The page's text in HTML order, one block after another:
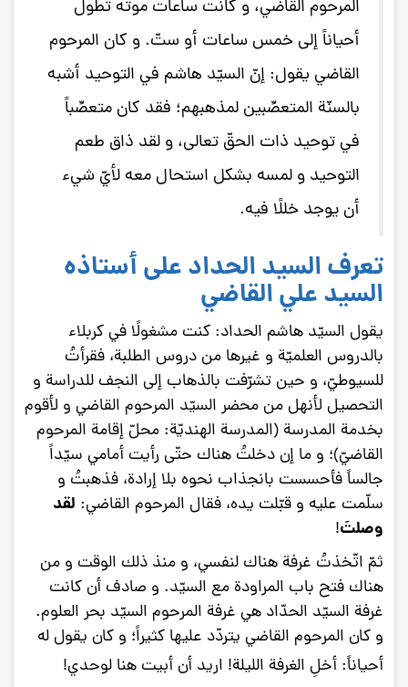
المرحوم القاضي، و كانت ساعات موته تطول
أحياناً إلى خمس ساعات أو ستّ. و كان المرحوم
القاضي يقول: إنّ السيّد هاشم في التوحيد أشبه
بالسنّة المتعصِّبين لمذهبهم؛ فقد كان متعصِّباً
في توحيد ذات الحقّ تعالى، و لقد ذاق طعم
التوحيد و لمسه بشكل استحال معه لأيّ شيء
أن يوجد خللًا فيه.
تعرف السيد الحداد على أستاذه
السيد علي القاضي
يقول السيّد هاشم الحداد: كنت مشغولًا في كربلاء
بالدروس العلميّة و غيرها من دروس الطلبة، فقرأتُ
للسيوطيّ، و حين تشرّفت بالذهاب إلى النجف للدراسة و
التحصيل لأنهل من محضر السيّد المرحوم القاضي و لأقوم
بخدمة المدرسة (المدرسة الهنديّة: محلّ إقامة المرحوم
القاضيّ)؛ و ما إن دخلتُ هناك حتّى رأيت أمامي سيّداً
جالساً فأحسست بانجذاب نحوه بلا إرادة، فذهبتُ و
سلّمت عليه و قبّلت يده، فقال المرحوم القاضي: لقد
وصلتَ!
ثمّ اتّخذتُ غرفة هناك لنفسي، و منذ ذلك الوقت و من
هناك فتح باب المراودة مع السيّد. و صادف أن كانت
غرفة السيّد الحدّاد هي غرفة المرحوم السيّد بحر العلوم.
و كان المرحوم القاضي يتردّد عليها كثيراً؛ و كان يقول له
أحياناً: أخلِ الغرفة الليلة! اريد أن أبيت هنا لوحدي!